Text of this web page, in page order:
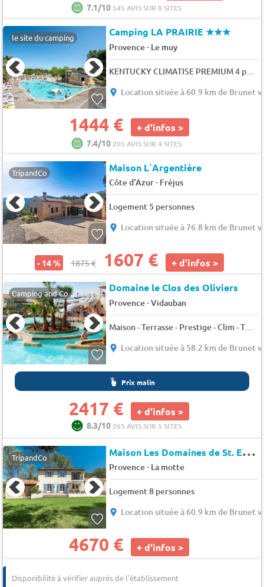
7.1/10 545 AVIS SUR 8 SITES
le site du camping Camping LA PRAIRIE★★★
Provence- Le muy
KENTUCKY CLIMATISE PREMIUM 4 pers.
Location située à 60.9 km de Brunet
1444 € + d'infos >
7.4/10 205 AVIS SUR 4 SITES
TripandCo Maison L´Argentière
Côte d'Azur- Fréjus
Logement 5 personnes
Location située à 76.8 km de Brunet
- 14 % 1875 € 1607 € + d'infos >
Camping and Co Domaine le Clos des Oliviers
Provence-Vidauban
Maison - Terrasse - Prestige - Clim - TV 8 pers.
Location située à 58.2 km de Brunet
Prix malin
2417 € + d'infos >
8.3/10 265 AVIS SUR 5 SITES
TripandCo M
aison Les Domaines de St. Endréol
Provence- La motte
Logement 8 personnes
Location située à 60.9 km de Brunet
4670 € + d'infos >
Disponibilité à vérifier auprès de l'établissement